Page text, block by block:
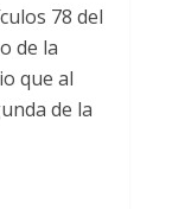
78 del
de la
que al
de la